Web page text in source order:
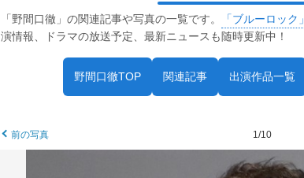
「野間口徹」の関連記事や写真の一覧です。 「ブルーロック」
演情報、ドラマの放送予定、最新ニュースも随時更新中！
野間口徹TOP 関連記事 出演作品一覧
前の写真 1/10